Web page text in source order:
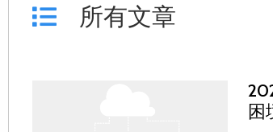
所有文章
困